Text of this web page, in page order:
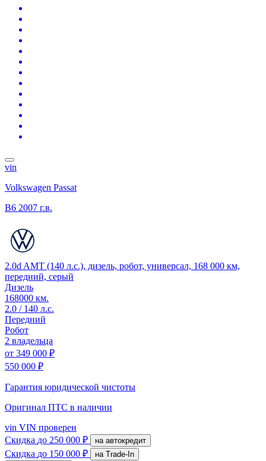
vin
Volkswagen Passat
B6 2007 г.в.
2.0d AMT (140 л.с.), дизель, робот, универсал, 168 000 км,
передний, серый
Дизель
168000 км.
2.0 / 140 л.с.
Передний
Робот
2 владельца
от 349 000 ₽
550 000 ₽
Гарантия юридической чистоты
Оригинал ПТС в наличии
vin VIN проверен
Скидка до 250 000 ₽ на автокредит
Скидка до 150 000 ₽
на Trade-In